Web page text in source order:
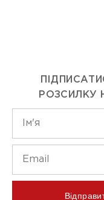
РОЗСИЛКУ